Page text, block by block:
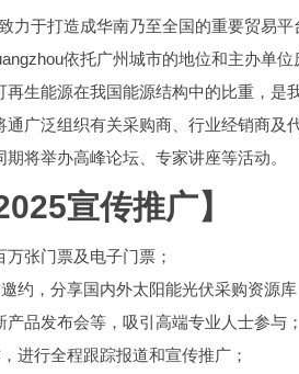
力于打造成华南乃至全国的重要贸易平
依托广州城市的地位和主办单
生能源在我国能源结构中的比重，是
广泛组织有关采购商、行业经销商及
将举办高峰论坛、专家讲座等活动。
宣传推广】
张门票及电子门票；
约，分享国内外太阳能光伏采购资源库
品发布会等，吸引高端专业人士参与；
进行全程跟踪报道和宣传推广；